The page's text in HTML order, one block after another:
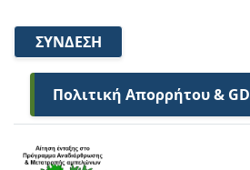
ΣΎΝΔΕΣΗ
Πολιτική Απορρήτου &